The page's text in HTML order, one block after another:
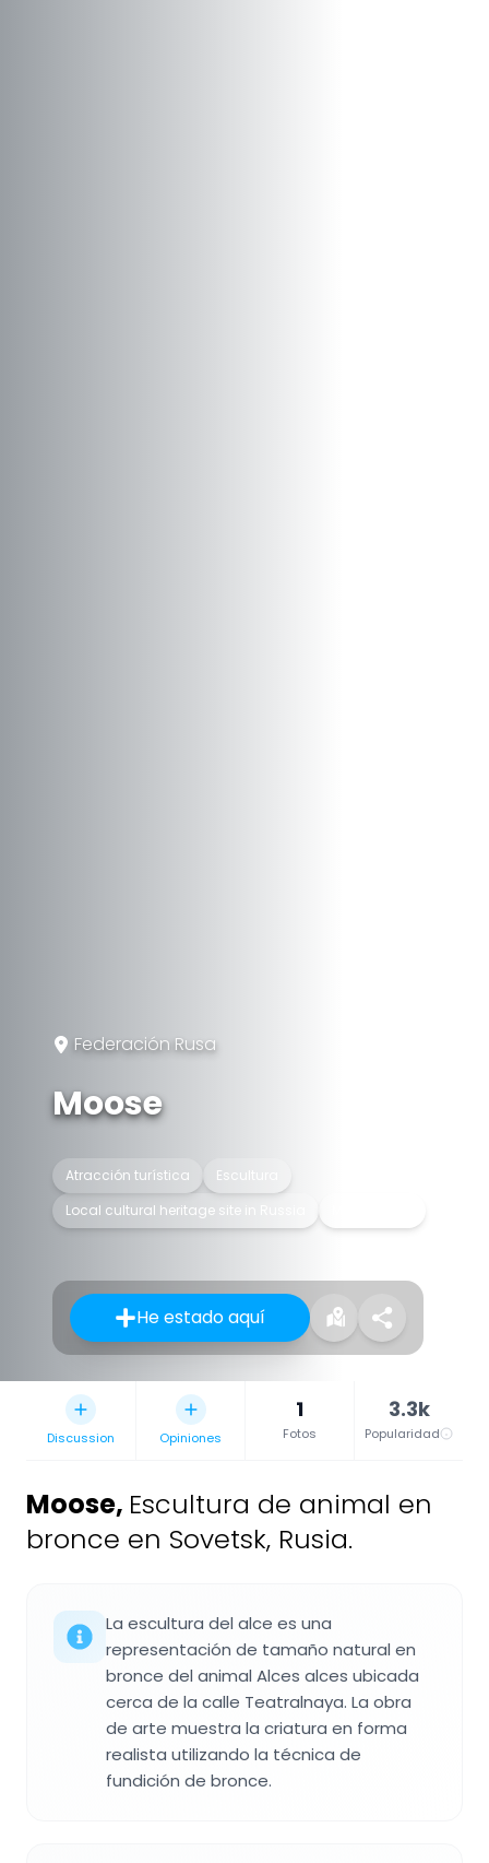
Federación Rusa
Moose
Atracción turística
Escultura
Local cultural heritage site in Russia
He estado aquí
Discussion Opiniones
1
Fotos
3.3k
Popularidad
Moose, Escultura de animal en
bronce en Sovetsk, Rusia.
La escultura del alce es una
representación de tamaño natural en
bronce del animal Alces alces ubicada
cerca de la calle Teatralnaya. La obra
de arte muestra la criatura en forma
realista utilizando la técnica de
fundición de bronce.